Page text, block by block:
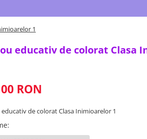
1
educativ de colorat Clasa
RON
de colorat Clasa Inimioarelor 1
: